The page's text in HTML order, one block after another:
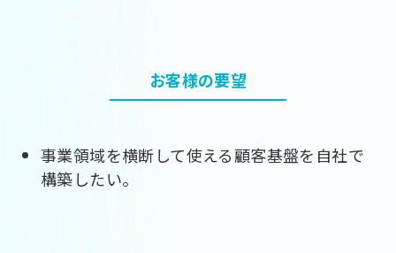
お客様の要望
事業領域を横断して使える顧客基盤を自社で
構築したい。